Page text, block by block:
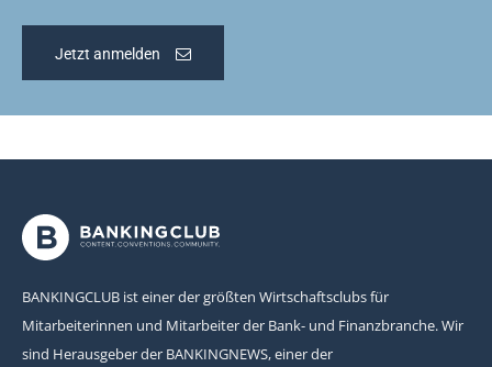
Jetzt anmelden
BANKINGCLUB ist einer der größten Wirtschaftsclubs für
Mitarbeiterinnen und Mitarbeiter der Bank- und Finanzbranche. Wir
sind Herausgeber der BANKINGNEWS, einer der